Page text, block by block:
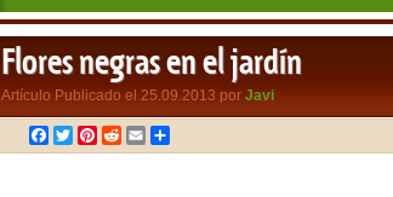
Flores negras en el jardín
Artículo Publicado el 25.09.2013 por Javi
Facebook
TwitterPinterest
RedditEmail